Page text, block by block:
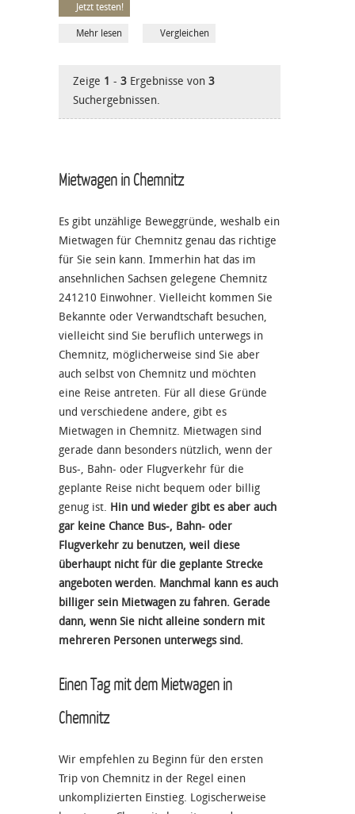
Jetzt testen!
Mehr lesen Vergleichen
Zeige 1 - 3 Ergebnisse von 3
Suchergebnissen.
Mietwagen in Chemnitz
Es gibt unzählige Beweggründe, weshalb ein
Mietwagen für Chemnitz genau das richtige
für Sie sein kann. Immerhin hat das im
ansehnlichen Sachsen gelegene Chemnitz
241210 Einwohner. Vielleicht kommen Sie
Bekannte oder Verwandtschaft besuchen,
vielleicht sind Sie beruflich unterwegs in
Chemnitz, möglicherweise sind Sie aber
auch selbst von Chemnitz und möchten
eine Reise antreten. Für all diese Gründe
und verschiedene andere, gibt es
Mietwagen in Chemnitz. Mietwagen sind
gerade dann besonders nützlich, wenn der
Bus-, Bahn- oder Flugverkehr für die
geplante Reise nicht bequem oder billig
genug ist. Hin und wieder gibt es aber auch
gar keine Chance Bus-, Bahn- oder
Flugverkehr zu benutzen, weil diese
überhaupt nicht für die geplante Strecke
angeboten werden. Manchmal kann es auch
billiger sein Mietwagen zu fahren. Gerade
dann, wenn Sie nicht alleine sondern mit
mehreren Personen unterwegs sind.
Einen Tag mit dem Mietwagen in
Chemnitz
Wir empfehlen zu Beginn für den ersten
Trip von Chemnitz in der Regel einen
unkomplizierten Einstieg. Logischerweise